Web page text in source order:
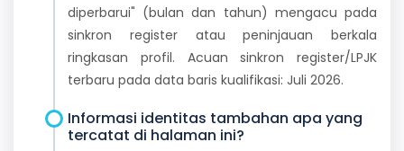
diperbarui" (bulan dan tahun) mengacu pada
sinkron register atau peninjauan berkala
ringkasan profil. Acuan sinkron register/LPJK
terbaru pada data baris kualifikasi: Juli 2026.
Informasi identitas tambahan apa yang
tercatat di halaman ini?